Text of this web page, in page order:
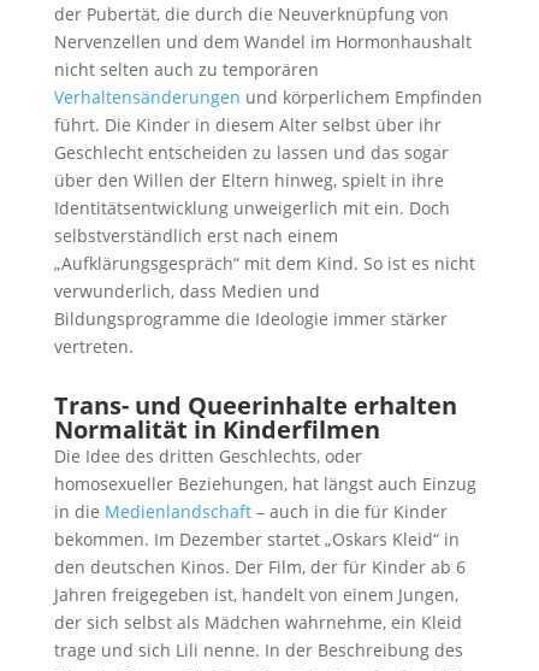
der Pubertät, die durch die Neuverknüpfung von
Nervenzellen und dem Wandel im Hormonhaushalt
nicht selten auch zu temporären
Verhaltensänderungen und körperlichem Empfinden
führt. Die Kinder in diesem Alter selbst über ihr
Geschlecht entscheiden zu lassen und das sogar
über den Willen der Eltern hinweg, spielt in ihre
Identitätsentwicklung unweigerlich mit ein. Doch
selbstverständlich erst nach einem
„Aufklärungsgespräch“ mit dem Kind. So ist es nicht
verwunderlich, dass Medien und
Bildungsprogramme die Ideologie immer stärker
vertreten.
Trans- und Queerinhalte erhalten
Normalität in Kinderfilmen
Die Idee des dritten Geschlechts, oder
homosexueller Beziehungen, hat längst auch Einzug
in die Medienlandschaft– auch in die für Kinder
bekommen. Im Dezember startet „Oskars Kleid“ in
den deutschen Kinos. Der Film, der für Kinder ab 6
Jahren freigegeben ist, handelt von einem Jungen,
der sich selbst als Mädchen wahrnehme, ein Kleid
trage und sich Lili nenne. In der Beschreibung des